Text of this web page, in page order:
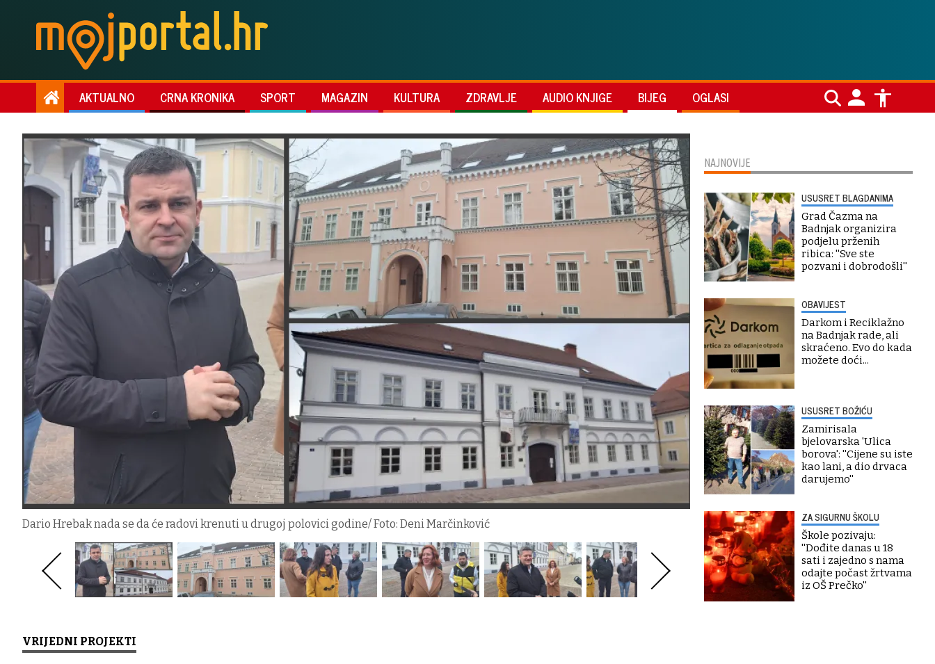
AKTUALNO CRNA KRONIKA SPORT MAGAZIN KULTURA ZDRAVLJE AUDIO KNJIGE BIJEG OGLASI
Dario Hrebak nada se da će radovi krenuti u drugoj polovici godine/ Foto: Deni Marčinković
VRIJEDNI PROJEKTI
NAJNOVIJE
USUSRET BLAGDANIMA
Grad Čazma na
Badnjak organizira
podjelu prženih
ribica: ''Sve ste
pozvani i dobrodošli''
OBAVIJEST
Darkom i Reciklažno
na Badnjak rade, ali
skraćeno. Evo do kada
možete doći...
USUSRET BOŽIĆU
Zamirisala
bjelovarska 'Ulica
borova': ''Cijene su iste
kao lani, a dio drvaca
darujemo''
ZA SIGURNU ŠKOLU
Škole pozivaju:
''Dođite danas u 18
sati i zajedno s nama
odajte počast žrtvama
iz OŠ Prečko''